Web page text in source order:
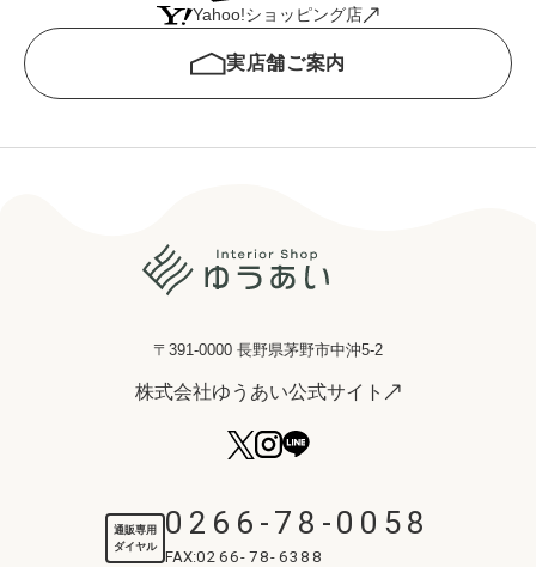
Yahoo!ショッピング店
実店舗ご案内
〒391-0000 長野県茅野市中沖5-2
株式会社ゆうあい公式サイト
通販専用
ダイヤル
0266-78-0058
FAX:0266-78-6388